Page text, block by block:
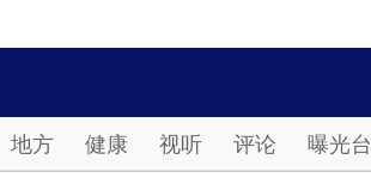
地方 健康 视听 评论 曝光台